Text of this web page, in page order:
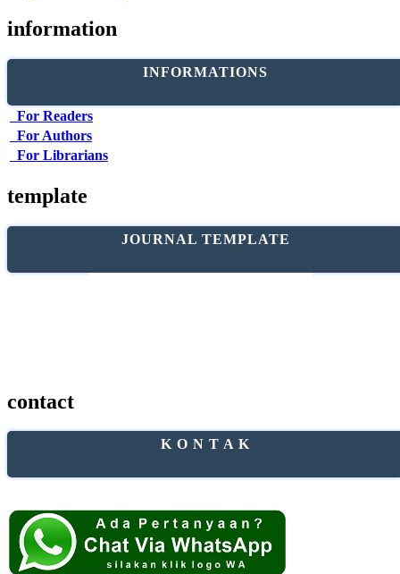
information
INFORMATIONS
For Readers
For Authors
For Librarians
template
JOURNAL TEMPLATE
contact
K O N T A K